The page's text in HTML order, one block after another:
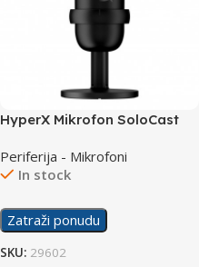
HyperX Mikrofon SoloCast
Periferija - Mikrofoni
In stock
Zatraži ponudu
SKU: 29602